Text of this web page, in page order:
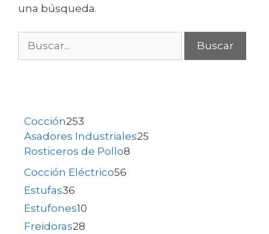
una búsqueda.
Cocción253
Asadores Industriales25
Rosticeros de Pollo8
Cocción Eléctrico56
Estufas36
Estufones10
Freidoras28